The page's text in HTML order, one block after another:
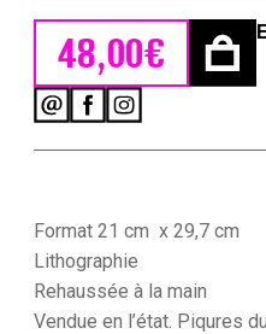
48,00€
Martinet
française
-
Format 21 cm x 29,7 cm
Lithographie
Rehaussée à la main
Vendue en l’état. Piqures